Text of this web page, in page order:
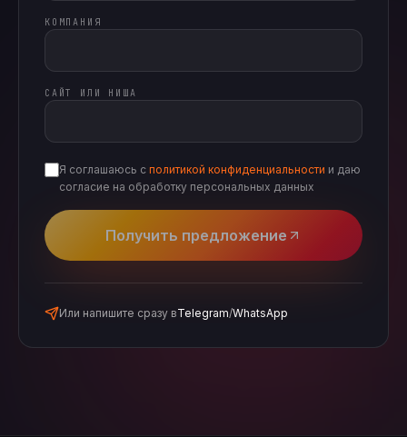
КОМПАНИЯ
САЙТ ИЛИ НИША
Я соглашаюсь с политикой конфиденциальности и даю
согласие на обработку персональных данных
Получить предложение
Или напишите сразу вTelegram/WhatsApp